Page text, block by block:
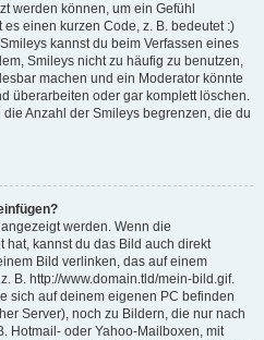
werden können, um ein Gefühl
einen kurzen Code, z. B. bedeutet :)
kannst du beim Verfassen eines
Smileys nicht zu häufig zu benutzen,
machen und ein Moderator könnte
überarbeiten oder gar komplett löschen.
Anzahl der Smileys begrenzen, die du
werden. Wenn die
kannst du das Bild auch direkt
Bild verlinken, das auf einem
B. http://www.domain.tld/mein-bild.gif.
sich auf deinem eigenen PC befinden
Server), noch zu Bildern, die nur nach
Hotmail- oder Yahoo-Mailboxen, mit